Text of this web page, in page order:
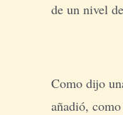
de un nivel
Como dijo
añadió,